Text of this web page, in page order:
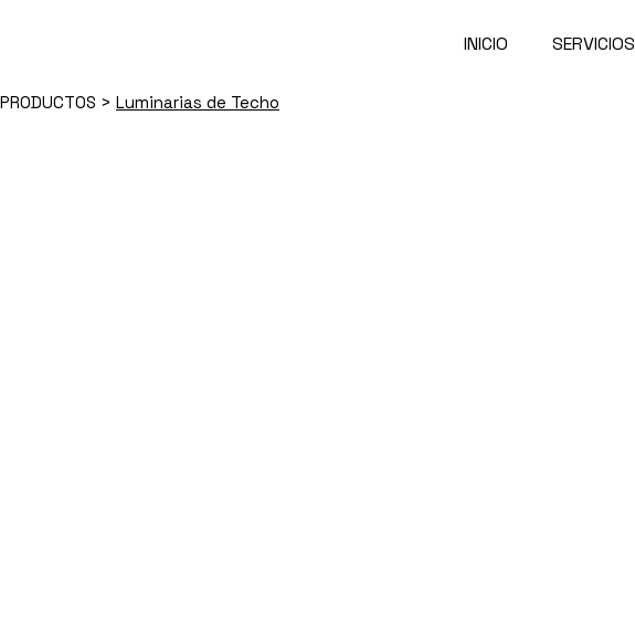
INICIO SERVICIOS
PRODUCTOS > Luminarias de Techo